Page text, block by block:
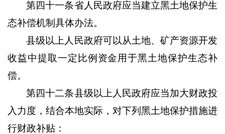
第四十一条省人民政府应当建立黑土地保护生
态补偿机制具体办法。
县级以上人民政府可以从土地、矿产资源开发
收益中提取一定比例资金用于黑土地保护生态补
偿。
第四十二条县级以上人民政府应当加大财政投
入力度，结合本地实际，对下列黑土地保护措施进
行财政补贴：